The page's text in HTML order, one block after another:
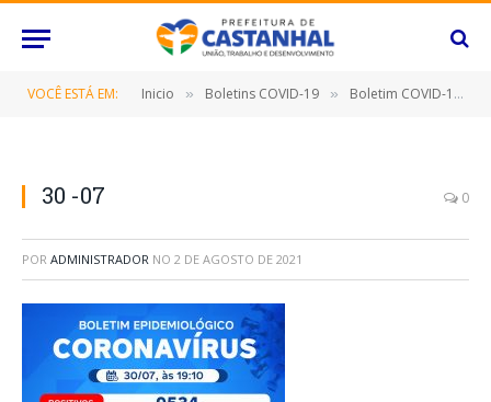
VOCÊ ESTÁ EM: Inicio » Boletins COVID-19 » Boletim COVID-19 (30/07/2021)
30 -07 0
POR ADMINISTRADOR NO 2 DE AGOSTO DE 2021